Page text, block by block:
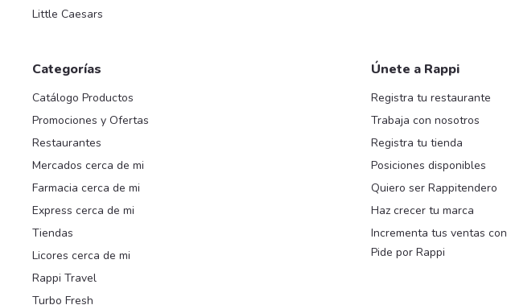
Little Caesars
Categorías
Catálogo Productos
Promociones y Ofertas
Restaurantes
Mercados cerca de mi
Farmacia cerca de mi
Express cerca de mi
Tiendas
Licores cerca de mi
Rappi Travel
Turbo Fresh
Únete a Rappi
Registra tu restaurante
Trabaja con nosotros
Registra tu tienda
Posiciones disponibles
Quiero ser Rappitendero
Haz crecer tu marca
Incrementa tus ventas con
Pide por Rappi